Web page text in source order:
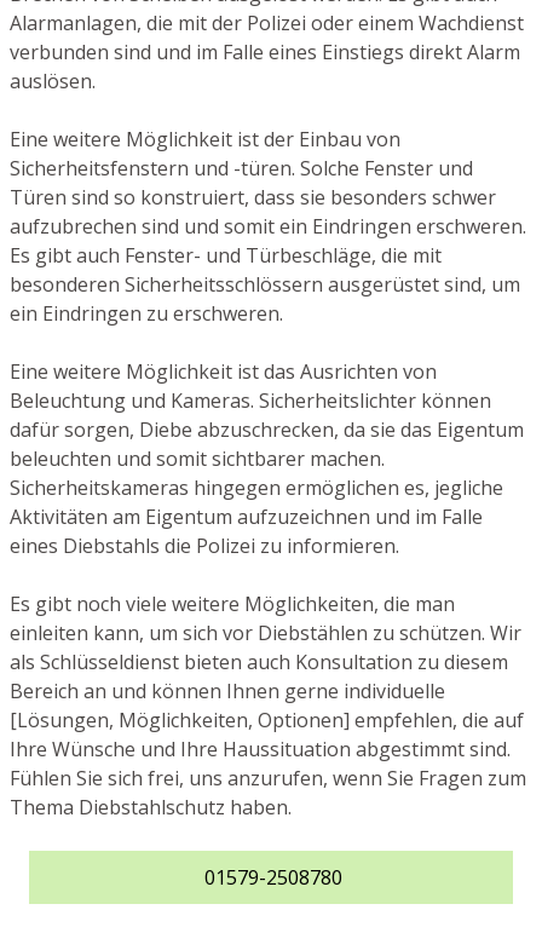
Alarmanlagen, die mit der Polizei oder einem Wachdienst
verbunden sind und im Falle eines Einstiegs direkt Alarm
auslösen.
Eine weitere Möglichkeit ist der Einbau von
Sicherheitsfenstern und -türen. Solche Fenster und
Türen sind so konstruiert, dass sie besonders schwer
aufzubrechen sind und somit ein Eindringen erschweren.
Es gibt auch Fenster- und Türbeschläge, die mit
besonderen Sicherheitsschlössern ausgerüstet sind, um
ein Eindringen zu erschweren.
Eine weitere Möglichkeit ist das Ausrichten von
Beleuchtung und Kameras. Sicherheitslichter können
dafür sorgen, Diebe abzuschrecken, da sie das Eigentum
beleuchten und somit sichtbarer machen.
Sicherheitskameras hingegen ermöglichen es, jegliche
Aktivitäten am Eigentum aufzuzeichnen und im Falle
eines Diebstahls die Polizei zu informieren.
Es gibt noch viele weitere Möglichkeiten, die man
einleiten kann, um sich vor Diebstählen zu schützen. Wir
als Schlüsseldienst bieten auch Konsultation zu diesem
Bereich an und können Ihnen gerne individuelle
[Lösungen, Möglichkeiten, Optionen] empfehlen, die auf
Ihre Wünsche und Ihre Haussituation abgestimmt sind.
Fühlen Sie sich frei, uns anzurufen, wenn Sie Fragen zum
Thema Diebstahlschutz haben.
01579-2508780